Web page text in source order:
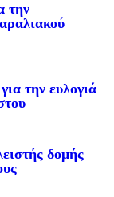
την
την ευλογιά
δομής